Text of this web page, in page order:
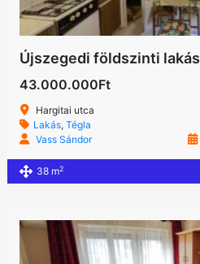
Újszegedi földszinti lakás
43.000.000Ft
Hargitai utca
Lakás, Tégla
Vass Sándor
38 m2